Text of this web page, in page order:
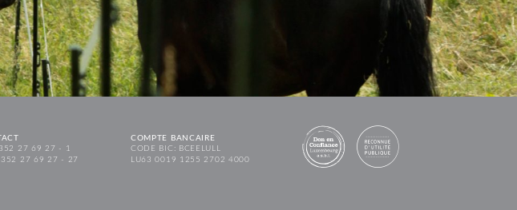
27 69 27 - 1
27 69 27 - 27
COMPTE BANCAIRE
CODE BIC: BCEELULL
LU63 0019 1255 2702 4000